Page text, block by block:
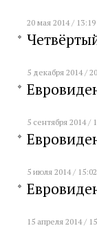
20 мая 2014 / 13:19
5 декабря 2014 /
5 сентября 2014 /
5 июля 2014 / 15:02
15 апреля 2014 /